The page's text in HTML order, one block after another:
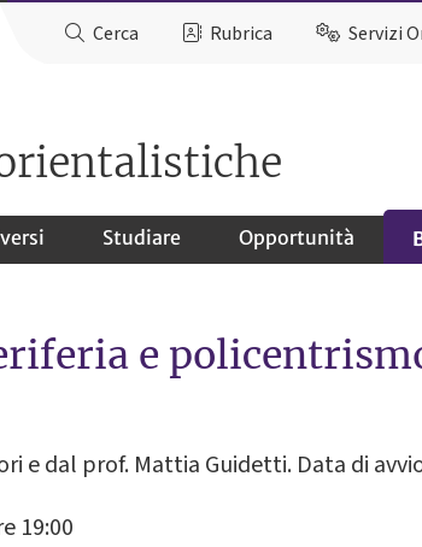
Cerca Rubrica Servizi
Studiare Opportunità
e
e dal prof. Mattia Guidetti. Data di
19:00